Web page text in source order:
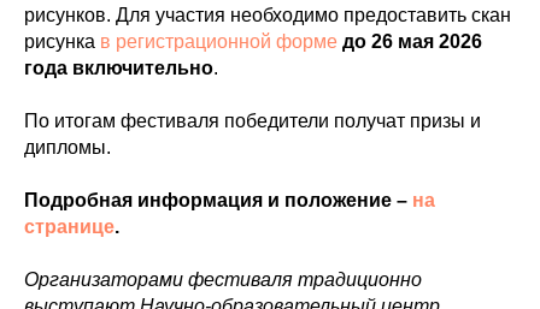
рисунков. Для участия необходимо предоставить скан
рисунка в регистрационной форме до 26 мая 2026
года включительно.
По итогам фестиваля победители получат призы и
дипломы.
Подробная информация и положение – на
странице.
Организаторами фестиваля традиционно